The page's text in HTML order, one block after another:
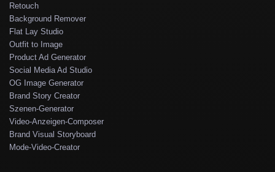
Retouch
Background Remover
Flat Lay Studio
Outfit to Image
Product Ad Generator
Social Media Ad Studio
OG Image Generator
Brand Story Creator
Szenen-Generator
Video-Anzeigen-Composer
Brand Visual Storyboard
Mode-Video-Creator